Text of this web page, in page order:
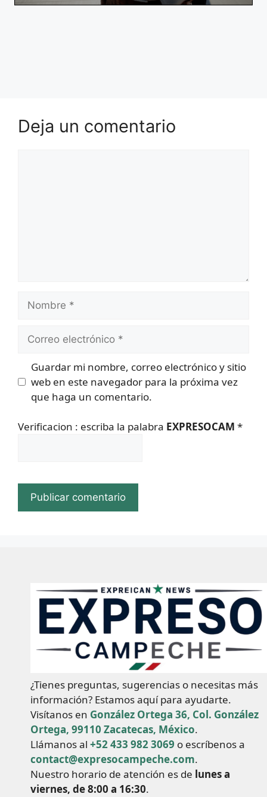
Deja un comentario
electrónico
Guardar mi nombre, correo electrónico y sitio
web en este navegador para la próxima vez
que haga un comentario.
Verificacion : escriba la palabra EXPRESOCAM *
¿Tienes preguntas, sugerencias o necesitas más
información? Estamos aquí para ayudarte.
Visítanos en González Ortega 36, Col. González
Ortega, 99110 Zacatecas, México.
Llámanos al +52 433 982 3069 o escríbenos a
contact@expresocampeche.com.
Nuestro horario de atención es de lunes a
viernes, de 8:00 a 16:30.